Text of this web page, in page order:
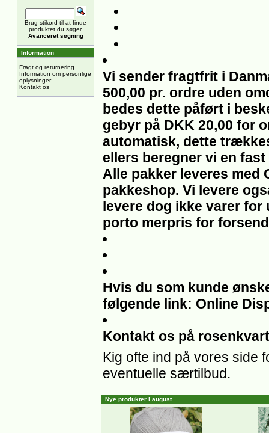
Brug stikord til at finde
produktet du søger.
Avanceret søgning
Information
Fragt og returnering
Information om personlige
oplysninger
Kontakt os
Vi sender fragtfrit i
500,00 pr. ordre uden
bedes dette påført i
gebyr på DKK 20,00 for
automatisk, dette
ellers beregner vi en
Alle pakker leveres med
pakkeshop. Vi levere
levere dog ikke varer for
porto merpris for
Hvis du som kunde
følgende link: Online
Kontakt os på
Kig ofte ind på vores side
eventuelle særtilbud.
Nye produkter i august